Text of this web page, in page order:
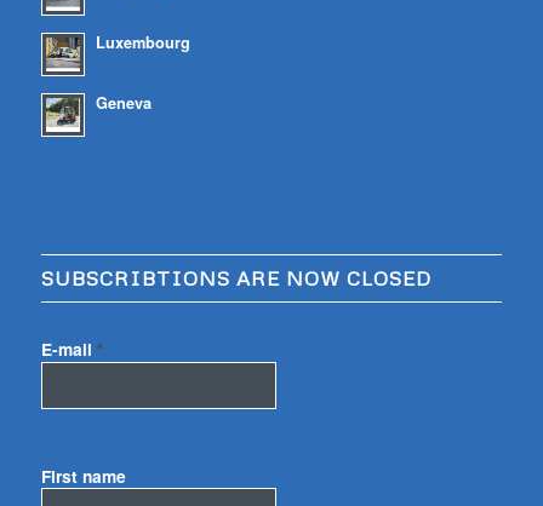
Luxembourg
Geneva
SUBSCRIBTIONS ARE NOW CLOSED
E-mail *
First name